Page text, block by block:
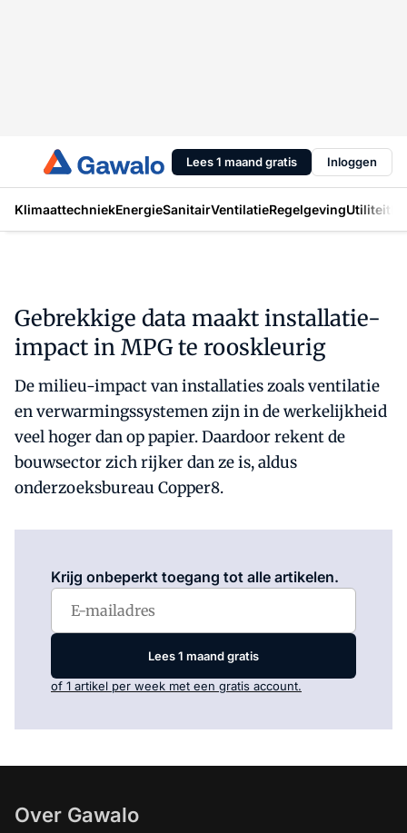
Lees 1 maand gratis Inloggen
KlimaattechniekEnergieSanitairVentilatieRegelgevingUtiliteit
Gebrekkige data maakt installatie-
impact in MPG te rooskleurig
De milieu-impact van installaties zoals ventilatie
en verwarmingssystemen zijn in de werkelijkheid
veel hoger dan op papier. Daardoor rekent de
bouwsector zich rijker dan ze is, aldus
onderzoeksbureau Copper8.
Krijg onbeperkt toegang tot alle artikelen.
Lees 1 maand gratis
of 1 artikel per week met een gratis account.
Over Gawalo